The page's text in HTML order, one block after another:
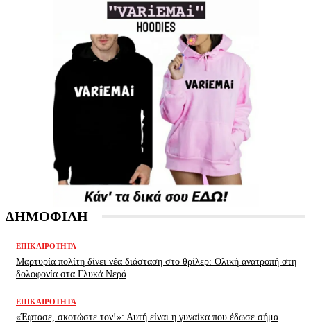
ΔΗΜΟΦΙΛΗ
ΕΠΙΚΑΙΡΌΤΗΤΑ
Μαρτυρία πολίτη δίνει νέα διάσταση στο θρίλερ: Ολική ανατροπή στη
δολοφονία στα Γλυκά Νερά
ΕΠΙΚΑΙΡΌΤΗΤΑ
«Έφτασε, σκοτώστε τον!»: Αυτή είναι η γυναίκα που έδωσε σήμα